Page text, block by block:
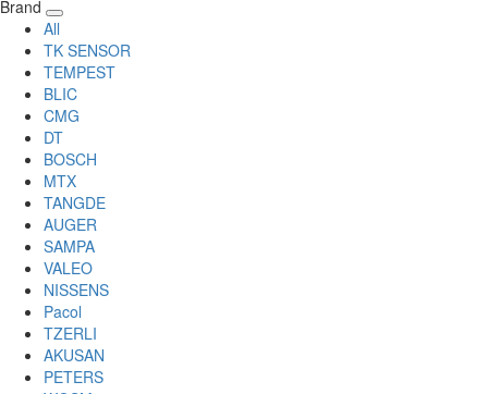
Brand
All
TK SENSOR
TEMPEST
BLIC
CMG
DT
BOSCH
MTX
TANGDE
AUGER
SAMPA
VALEO
NISSENS
Pacol
TZERLI
AKUSAN
PETERS